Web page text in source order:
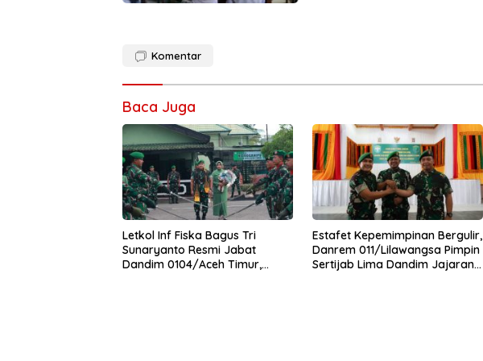
Komentar
Baca Juga
Letkol Inf Fiska Bagus Tri
Sunaryanto Resmi Jabat
Dandim 0104/Aceh Timur,
Estafet Kepemimpinan Bergulir,
Danrem 011/Lilawangsa Pimpin
Sertijab Lima Dandim Jajaran